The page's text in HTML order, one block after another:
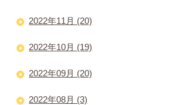
2022年11月 (20)
2022年10月 (19)
2022年09月 (20)
2022年08月 (3)